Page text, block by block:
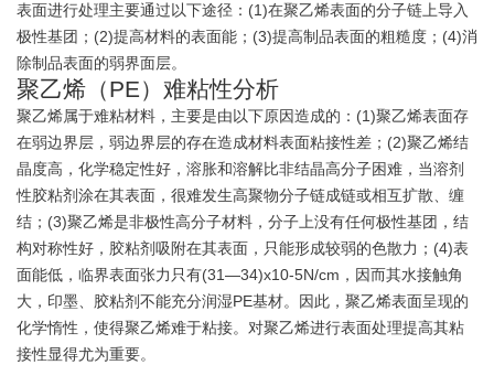
表面进行处理主要通过以下途径：(1)在聚乙烯表面的分子链上导入
极性基团；(2)提高材料的表面能；(3)提高制品表面的粗糙度；(4)消
除制品表面的弱界面层。
聚乙烯（PE）难粘性分析
聚乙烯属于难粘材料，主要是由以下原因造成的：(1)聚乙烯表面存
在弱边界层，弱边界层的存在造成材料表面粘接性差；(2)聚乙烯结
晶度高，化学稳定性好，溶胀和溶解比非结晶高分子困难，当溶剂
性胶粘剂涂在其表面，很难发生高聚物分子链成链或相互扩散、缠
结；(3)聚乙烯是非极性高分子材料，分子上没有任何极性基团，结
构对称性好，胶粘剂吸附在其表面，只能形成较弱的色散力；(4)表
面能低，临界表面张力只有(31—34)x10-5N/cm，因而其水接触角
大，印墨、胶粘剂不能充分润湿PE基材。因此，聚乙烯表面呈现的
化学惰性，使得聚乙烯难于粘接。对聚乙烯进行表面处理提高其粘
接性显得尤为重要。